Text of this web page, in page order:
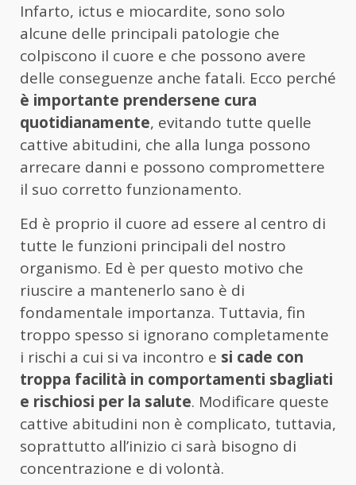
Infarto, ictus e miocardite, sono solo
alcune delle principali patologie che
colpiscono il cuore e che possono avere
delle conseguenze anche fatali. Ecco perché
è importante prendersene cura
quotidianamente, evitando tutte quelle
cattive abitudini, che alla lunga possono
arrecare danni e possono compromettere
il suo corretto funzionamento.
Ed è proprio il cuore ad essere al centro di
tutte le funzioni principali del nostro
organismo. Ed è per questo motivo che
riuscire a mantenerlo sano è di
fondamentale importanza. Tuttavia, fin
troppo spesso si ignorano completamente
i rischi a cui si va incontro e si cade con
troppa facilità in comportamenti sbagliati
e rischiosi per la salute. Modificare queste
cattive abitudini non è complicato, tuttavia,
soprattutto all’inizio ci sarà bisogno di
concentrazione e di volontà.